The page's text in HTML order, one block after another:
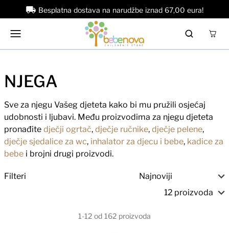
Besplatna dostava na narudžbe iznad 67,00 eura!
NJEGA
Sve za njegu Vašeg djeteta kako bi mu pružili osjećaj
udobnosti i ljubavi. Među proizvodima za njegu djeteta
pronađite dječji ogrtač, dječje ručnike, dječje pelene,
dječje sjedalice za wc, inhalator za djecu i bebe, kadice za
bebe i brojni drugi proizvodi.
Filteri
1-12 od 162 proizvoda